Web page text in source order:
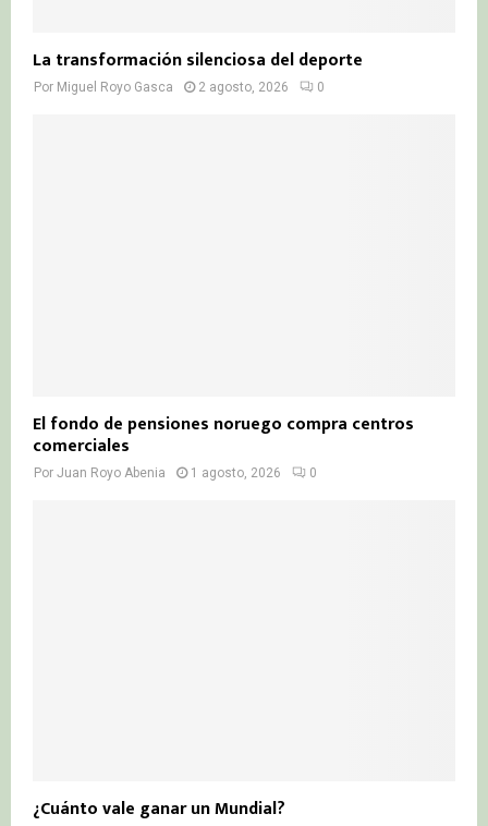
La transformación silenciosa del deporte
Por Miguel Royo Gasca 2 agosto, 2026 0
El fondo de pensiones noruego compra centros
comerciales
Por Juan Royo Abenia 1 agosto, 2026 0
¿Cuánto vale ganar un Mundial?